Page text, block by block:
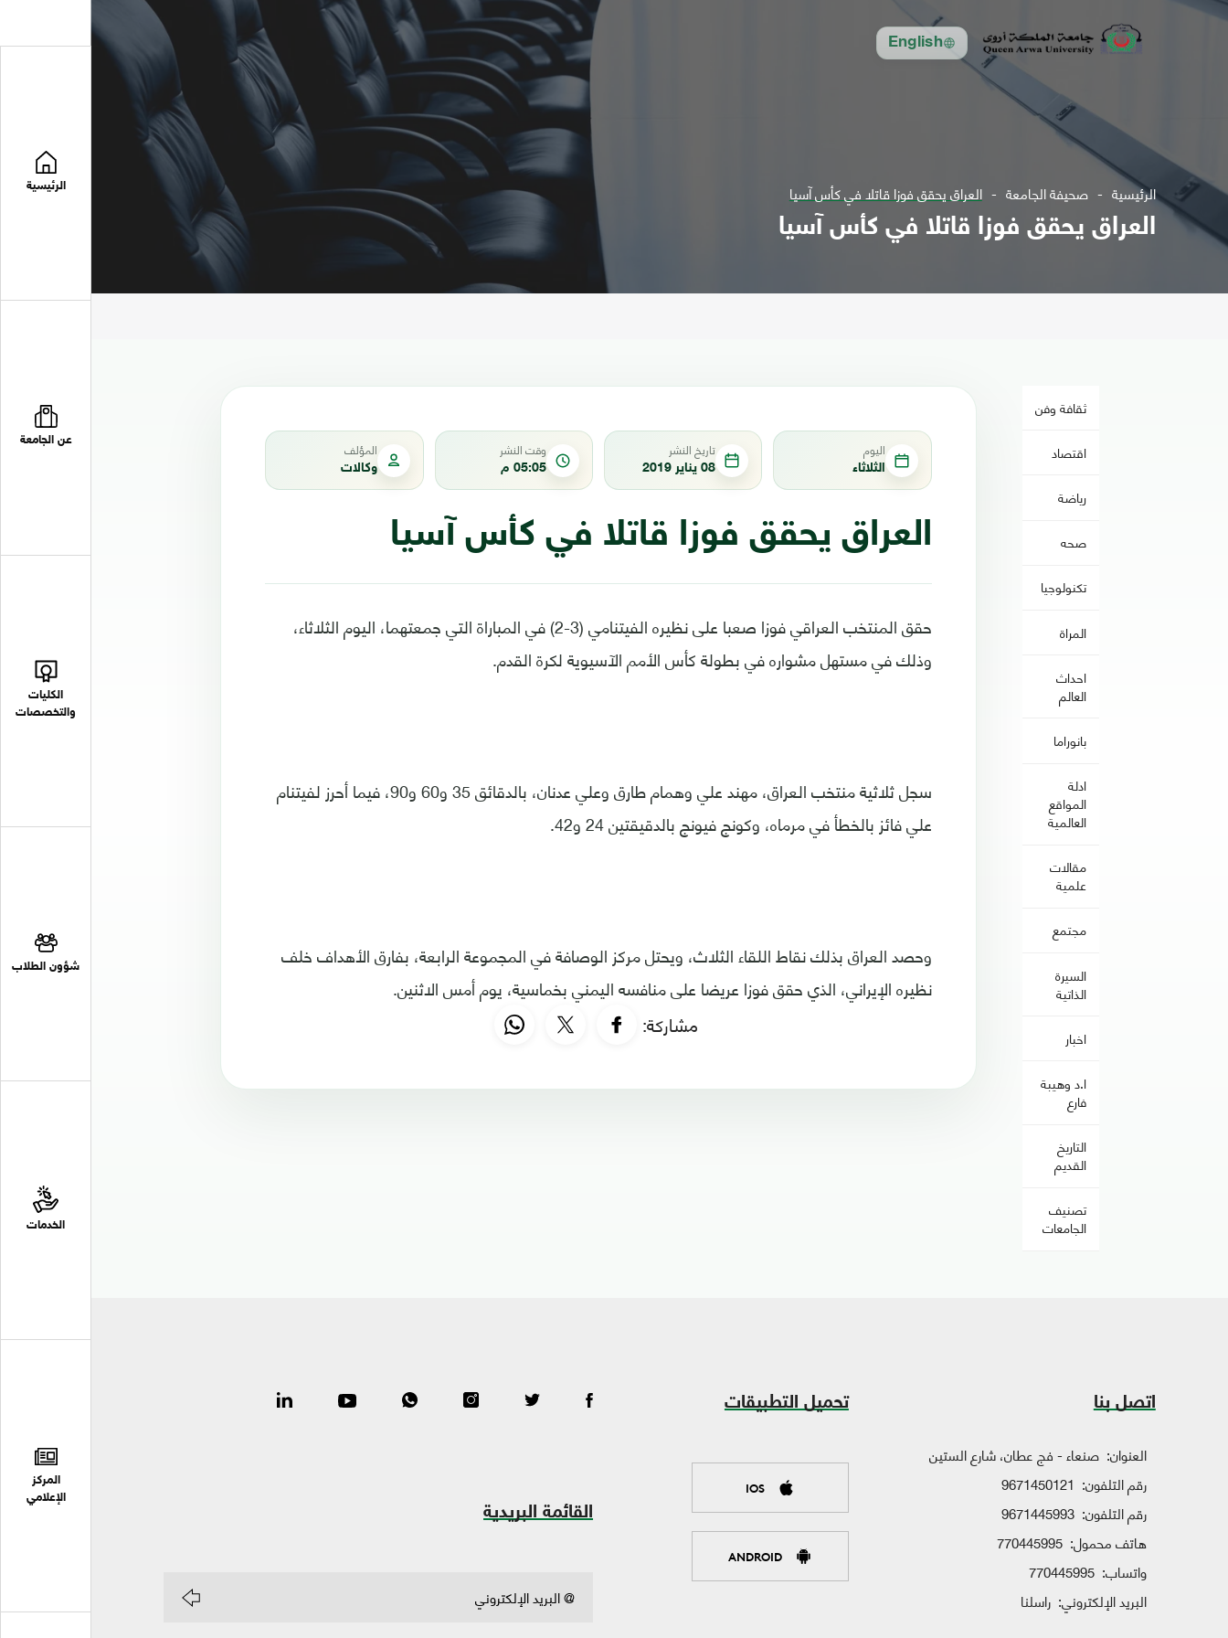
English
الرئيسية
عن الجامعة
الكليات
والتخصصات
شؤون الطلاب
الخدمات
المركز
الإعلامي
الرئيسية صحيفة الجامعة العراق يحقق فوزا قاتلا في كأس آسيا
العراق يحقق فوزا قاتلا في كأس آسيا
ثقافة وفن
اقتصاد
رياضة
صحه
تكنولوجيا
المراة
احداث
العالم
بانوراما
ادلة
المواقع
العالمية
مقالات
علمية
مجتمع
السيرة
الذاتية
اخبار
ا.د وهيبة
فارع
التاريخ
القديم
تصنيف
الجامعات
اليوم
الثلاثاء
تاريخ النشر
08 يناير 2019
وقت النشر
05:05 م
المؤلف
وكالات
العراق يحقق فوزا قاتلا في كأس آسيا
حقق المنتخب العراقي فوزا صعبا على نظيره الفيتنامي (3-2) في المباراة التي جمعتهما، اليوم الثلاثاء،
وذلك في مستهل مشواره في بطولة كأس الأمم الآسيوية لكرة القدم.
سجل ثلاثية منتخب العراق، مهند علي وهمام طارق وعلي عدنان، بالدقائق 35 و60 و90، فيما أحرز لفيتنام
علي فائز بالخطأ في مرماه، وكونج فيونج بالدقيقتين 24 و42.
وحصد العراق بذلك نقاط اللقاء الثلاث، ويحتل مركز الوصافة في المجموعة الرابعة، بفارق الأهداف خلف
نظيره الإيراني، الذي حقق فوزا عريضا على منافسه اليمني بخماسية، يوم أمس الاثنين.
مشاركة:
اتصل بنا
العنوان: صنعاء - فج عطان، شارع الستين
رقم التلفون: 9671450121
رقم التلفون: 9671445993
هاتف محمول: 770445995
واتساب: 770445995
البريد الإلكتروني: راسلنا
تحميل التطبيقات
IOS
ANDROID
القائمة البريدية